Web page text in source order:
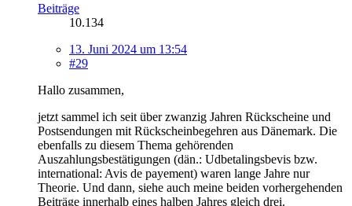
Beiträge
10.134
13. Juni 2024 um 13:54
#29
Hallo zusammen,
jetzt sammel ich seit über zwanzig Jahren Rückscheine und
Postsendungen mit Rückscheinbegehren aus Dänemark. Die
ebenfalls zu diesem Thema gehörenden
Auszahlungsbestätigungen (dän.: Udbetalingsbevis bzw.
international: Avis de payement) waren lange Jahre nur
Theorie. Und dann, siehe auch meine beiden vorhergehenden
Beiträge innerhalb eines halben Jahres gleich drei.